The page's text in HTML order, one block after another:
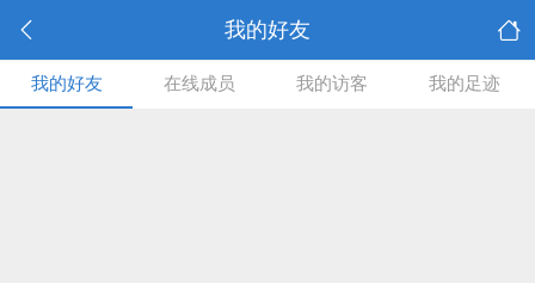
我的好友
我的好友 在线成员 我的访客 我的足迹